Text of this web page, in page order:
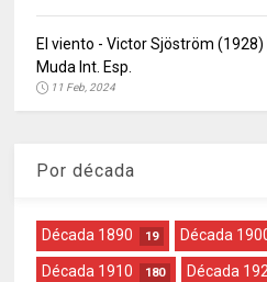
El viento - Victor Sjöström
Muda Int. Esp.
11 Feb, 2024
Por década
Década 1890 19 Década
Década 1910 180 Década